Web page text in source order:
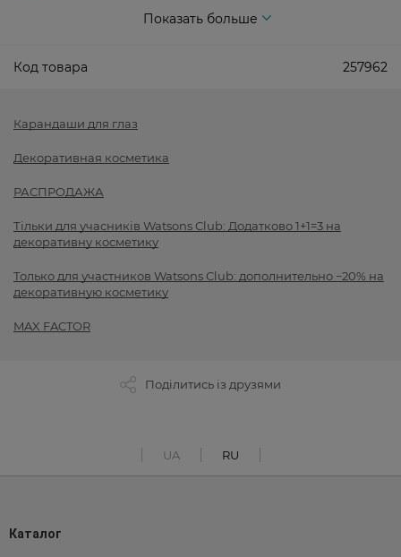
Показать больше
Код товара 257962
Карандаши для глаз
Декоративная косметика
РАСПРОДАЖА
Тільки для учасників Watsons Club: Додатково 1+1=3 на
декоративну косметику
Только для участников Watsons Club: дополнительно −20% на
декоративную косметику
MAX FACTOR
Поділитись із друзями
UA RU
Каталог